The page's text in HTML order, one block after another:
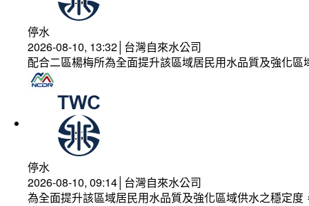
停水
2026-08-10, 13:32│台灣自來水公司
配合二區楊梅所為全面提升該區域居民用水品質及強化
停水
2026-08-10, 09:14│台灣自來水公司
為全面提升該區域居民用水品質及強化區域供水之穩定